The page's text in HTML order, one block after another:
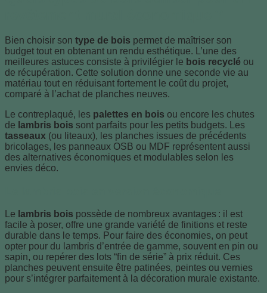
Bien choisir son type de bois permet de maîtriser son
budget tout en obtenant un rendu esthétique. L’une des
meilleures astuces consiste à privilégier le bois recyclé ou
de récupération. Cette solution donne une seconde vie au
matériau tout en réduisant fortement le coût du projet,
comparé à l’achat de planches neuves.
Le contreplaqué, les palettes en bois ou encore les chutes
de lambris bois sont parfaits pour les petits budgets. Les
tasseaux (ou liteaux), les planches issues de précédents
bricolages, les panneaux OSB ou MDF représentent aussi
des alternatives économiques et modulables selon les
envies déco.
Le lambris bois possède de nombreux avantages : il est
facile à poser, offre une grande variété de finitions et reste
durable dans le temps. Pour faire des économies, on peut
opter pour du lambris d’entrée de gamme, souvent en pin ou
sapin, ou repérer des lots “fin de série” à prix réduit. Ces
planches peuvent ensuite être patinées, peintes ou vernies
pour s’intégrer parfaitement à la décoration murale existante.